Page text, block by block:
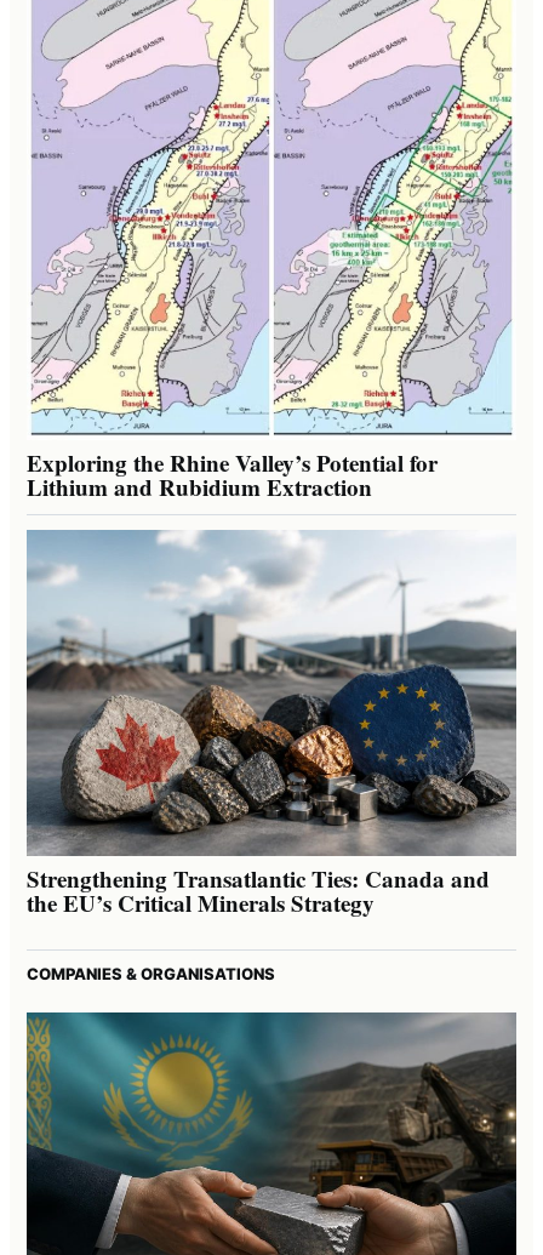
Exploring the Rhine Valley’s Potential for
Lithium and Rubidium Extraction
Strengthening Transatlantic Ties: Canada and
the EU’s Critical Minerals Strategy
COMPANIES & ORGANISATIONS